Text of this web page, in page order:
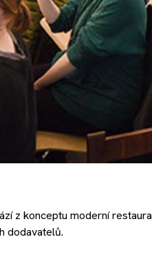
z konceptu moderní
dodavatelů.